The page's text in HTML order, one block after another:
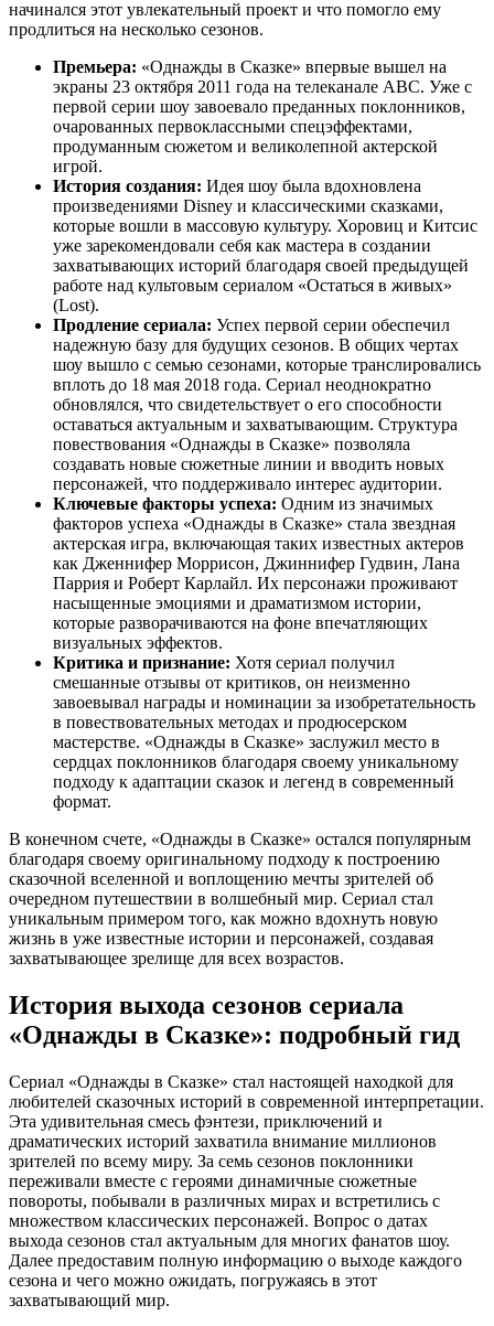
начинался этот увлекательный проект и что помогло ему
продлиться на несколько сезонов.
Премьера: «Однажды в Сказке» впервые вышел на
экраны 23 октября 2011 года на телеканале ABC. Уже с
первой серии шоу завоевало преданных поклонников,
очарованных первоклассными спецэффектами,
продуманным сюжетом и великолепной актерской
игрой.
История создания: Идея шоу была вдохновлена
произведениями Disney и классическими сказками,
которые вошли в массовую культуру. Хоровиц и Китсис
уже зарекомендовали себя как мастера в создании
захватывающих историй благодаря своей предыдущей
работе над культовым сериалом «Остаться в живых»
(Lost).
Продление сериала: Успех первой серии обеспечил
надежную базу для будущих сезонов. В общих чертах
шоу вышло с семью сезонами, которые транслировались
вплоть до 18 мая 2018 года. Сериал неоднократно
обновлялся, что свидетельствует о его способности
оставаться актуальным и захватывающим. Структура
повествования «Однажды в Сказке» позволяла
создавать новые сюжетные линии и вводить новых
персонажей, что поддерживало интерес аудитории.
Ключевые факторы успеха: Одним из значимых
факторов успеха «Однажды в Сказке» стала звездная
актерская игра, включающая таких известных актеров
как Дженнифер Моррисон, Джиннифер Гудвин, Лана
Паррия и Роберт Карлайл. Их персонажи проживают
насыщенные эмоциями и драматизмом истории,
которые разворачиваются на фоне впечатляющих
визуальных эффектов.
Критика и признание: Хотя сериал получил
смешанные отзывы от критиков, он неизменно
завоевывал награды и номинации за изобретательность
в повествовательных методах и продюсерском
мастерстве. «Однажды в Сказке» заслужил место в
сердцах поклонников благодаря своему уникальному
подходу к адаптации сказок и легенд в современный
формат.
В конечном счете, «Однажды в Сказке» остался популярным
благодаря своему оригинальному подходу к построению
сказочной вселенной и воплощению мечты зрителей об
очередном путешествии в волшебный мир. Сериал стал
уникальным примером того, как можно вдохнуть новую
жизнь в уже известные истории и персонажей, создавая
захватывающее зрелище для всех возрастов.
История выхода сезонов сериала
«Однажды в Сказке»: подробный гид
Сериал «Однажды в Сказке» стал настоящей находкой для
любителей сказочных историй в современной интерпретации.
Эта удивительная смесь фэнтези, приключений и
драматических историй захватила внимание миллионов
зрителей по всему миру. За семь сезонов поклонники
переживали вместе с героями динамичные сюжетные
повороты, побывали в различных мирах и встретились с
множеством классических персонажей. Вопрос о датах
выхода сезонов стал актуальным для многих фанатов шоу.
Далее предоставим полную информацию о выходе каждого
сезона и чего можно ожидать, погружаясь в этот
захватывающий мир.